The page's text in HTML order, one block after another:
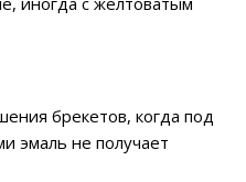
брекетов, когда под
эмаль не получает